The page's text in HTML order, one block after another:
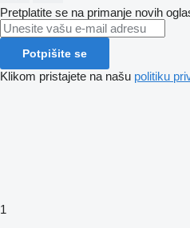
Pretplatite se na primanje novih
Potpišite se
Klikom pristajete na našu politiku
1